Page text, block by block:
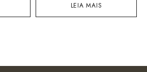
LEIA MAIS